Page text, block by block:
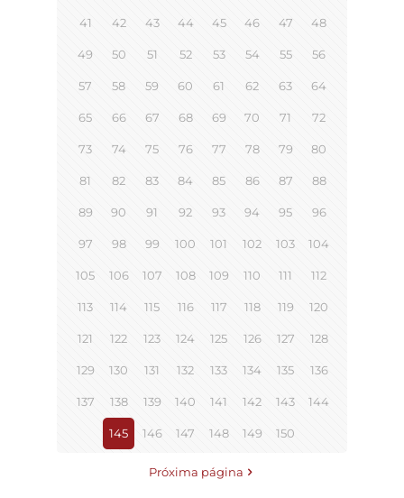
41 42 43 44 45 46 47 48
49 50 51 52 53 54 55 56
57 58 59 60 61 62 63 64
65 66 67 68 69 70 71 72
73 74 75 76 77 78 79 80
81 82 83 84 85 86 87 88
89 90 91 92 93 94 95 96
97 98 99 100 101 102 103 104
105 106 107 108 109 110 111 112
113 114 115 116 117 118 119 120
121 122 123 124 125 126 127 128
129 130 131 132 133 134 135 136
137 138 139 140 141 142 143 144
145 146 147 148 149 150
Próxima página